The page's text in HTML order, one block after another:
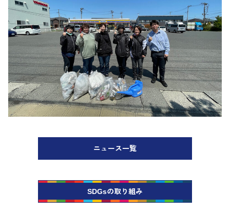
ニュース一覧
SDGsの取り組み